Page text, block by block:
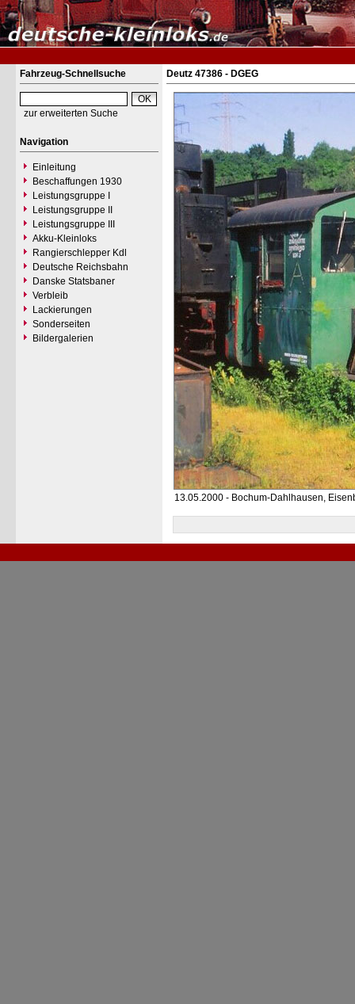
Fahrzeug-Schnellsuche
zur erweiterten Suche
Navigation
Einleitung
Beschaffungen 1930
Leistungsgruppe I
Leistungsgruppe II
Leistungsgruppe III
Akku-Kleinloks
Rangierschlepper Kdl
Deutsche Reichsbahn
Danske Statsbaner
Verbleib
Lackierungen
Sonderseiten
Bildergalerien
Deutz 47386 - DGEG
13.05.2000 - Bochum-Dahlhausen,